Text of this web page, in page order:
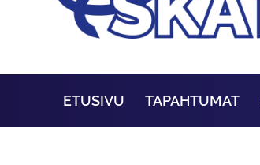
ETUSIVU TAPAHTUMAT